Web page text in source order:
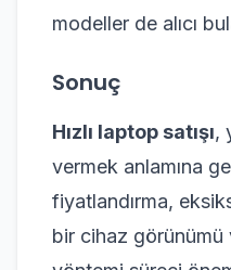
modeller de alıcı
Sonuç
Hızlı laptop satışı,
vermek anlamına
fiyatlandırma,
bir cihaz görünümü